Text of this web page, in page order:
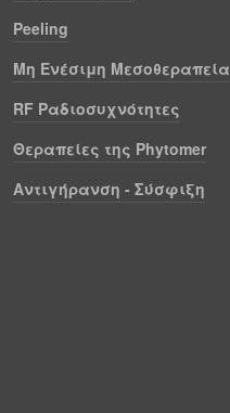
Peeling
Μη Ενέσιμη Μεσοθεραπεία
RF Ραδιοσυχνότητες
Θεραπείες της Phytomer
Αντιγήρανση - Σύσφιξη